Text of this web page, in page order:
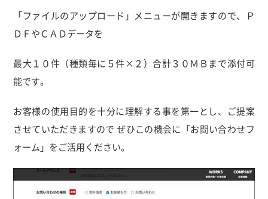
「ファイルのアップロード」メニューが開きますので、Ｐ
ＤＦやＣＡＤデータを
最大１０件（種類毎に５件×２）合計３０ＭＢまで添付可
能です。
お客様の使用目的を十分に理解する事を第一とし、ご提案
させていただきますので ぜひこの機会に「お問い合わせフ
ォーム」をご活用ください。